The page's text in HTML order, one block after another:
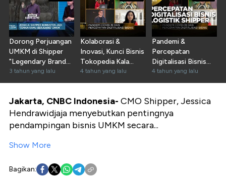
Dorong Perjuangan
UMKM di Shipper
"Legendary Brand
Festival"
3 tahun yang lalu
Kolaborasi &
Inovasi, Kunci Bisnis
Tokopedia Kala
Pandemi
4 tahun yang lalu
Pandemi &
Percepatan
Digitalisasi Bisnis
Logistik Shipper
4 tahun yang lalu
Jakarta, CNBC Indonesia- CMO Shipper, Jessica
Hendrawidjaja menyebutkan pentingnya
pendampingan bisnis UMKM secara...
Show More
Bagikan: